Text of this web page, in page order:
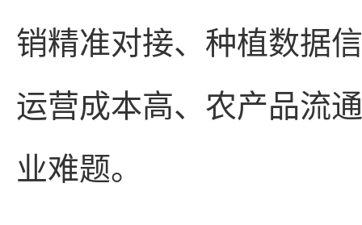
销精准对接、种植数据
运营成本高、农产品流
业难题。